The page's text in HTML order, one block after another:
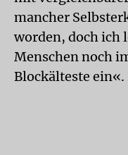
mancher
worden, doch ich
Menschen noch
Blockälteste